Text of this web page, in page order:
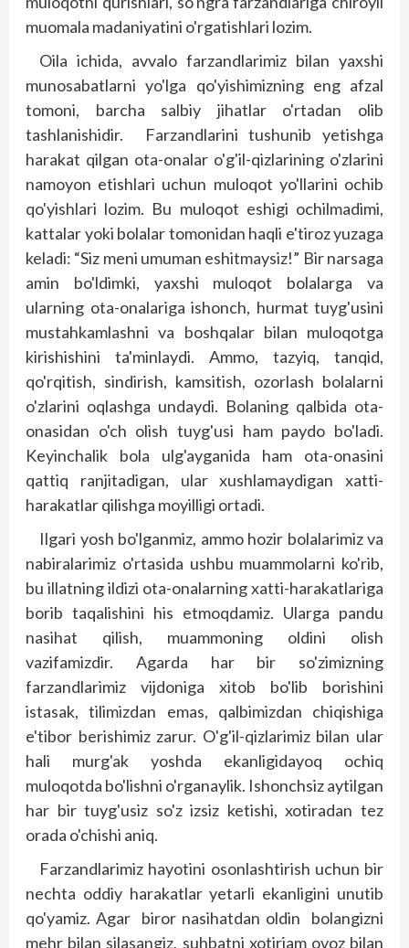
muomala madaniyatini o'rgatishlari lozim.
Oila ichida, avvalo farzandlarimiz bilan yaxshi
munosabatlarni yo'lga qo'yishimizning eng afzal
tomoni, barcha salbiy jihatlar o'rtadan olib
tashlanishidir. Farzandlarini tushunib yetishga
harakat qilgan ota-onalar o'g'il-qizlarining o'zlarini
namoyon etishlari uchun muloqot yo'llarini ochib
qo'yishlari lozim. Bu muloqot eshigi ochilmadimi,
kattalar yoki bolalar tomonidan haqli e'tiroz yuzaga
keladi: “Siz meni umuman eshitmaysiz!” Bir narsaga
amin bo'ldimki, yaxshi muloqot bolalarga va
ularning ota-onalariga ishonch, hurmat tuyg'usini
mustahkamlashni va boshqalar bilan muloqotga
kirishishini ta'minlaydi. Ammo, tazyiq, tanqid,
qo'rqitish, sindirish, kamsitish, ozorlash bolalarni
o'zlarini oqlashga undaydi. Bolaning qalbida ota-
onasidan o'ch olish tuyg'usi ham paydo bo'ladi.
Keyinchalik bola ulg'ayganida ham ota-onasini
qattiq ranjitadigan, ular xushlamaydigan xatti-
harakatlar qilishga moyilligi ortadi.
Ilgari yosh bo'lganmiz, ammo hozir bolalarimiz va
nabiralarimiz o'rtasida ushbu muammolarni ko'rib,
bu illatning ildizi ota-onalarning xatti-harakatlariga
borib taqalishini his etmoqdamiz. Ularga pandu
nasihat qilish, muammoning oldini olish
vazifamizdir. Agarda har bir so'zimizning
farzandlarimiz vijdoniga xitob bo'lib borishini
istasak, tilimizdan emas, qalbimizdan chiqishiga
e'tibor berishimiz zarur. O'g'il-qizlarimiz bilan ular
hali murg'ak yoshda ekanligidayoq ochiq
muloqotda bo'lishni o'rganaylik. Ishonchsiz aytilgan
har bir tuyg'usiz so'z izsiz ketishi, xotiradan tez
orada o'chishi aniq.
Farzandlarimiz hayotini osonlashtirish uchun bir
nechta oddiy harakatlar yetarli ekanligini unutib
qo'yamiz. Agar biror nasihatdan oldin bolangizni
mehr bilan silasangiz, suhbatni xotirjam ovoz bilan